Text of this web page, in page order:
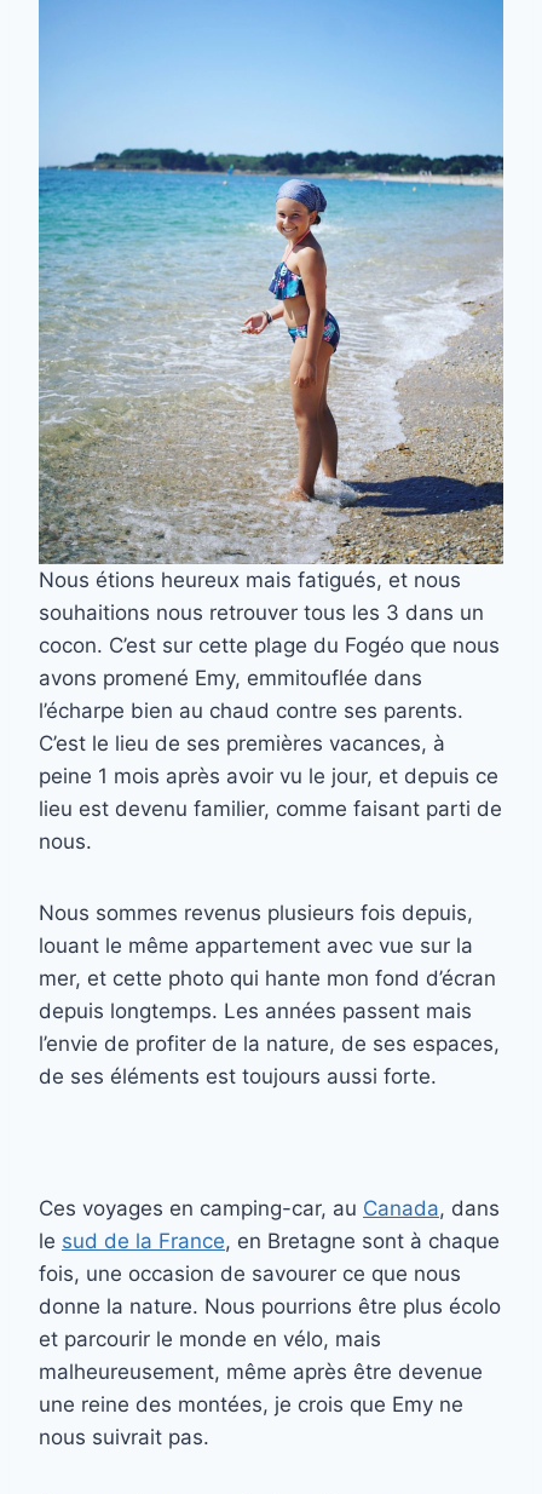
Nous étions heureux mais fatigués, et nous
souhaitions nous retrouver tous les 3 dans un
cocon. C’est sur cette plage du Fogéo que nous
avons promené Emy, emmitouflée dans
l’écharpe bien au chaud contre ses parents.
C’est le lieu de ses premières vacances, à
peine 1 mois après avoir vu le jour, et depuis ce
lieu est devenu familier, comme faisant parti de
nous.
Nous sommes revenus plusieurs fois depuis,
louant le même appartement avec vue sur la
mer, et cette photo qui hante mon fond d’écran
depuis longtemps. Les années passent mais
l’envie de profiter de la nature, de ses espaces,
de ses éléments est toujours aussi forte.
Ces voyages en camping-car, au Canada, dans
le sud de la France, en Bretagne sont à chaque
fois, une occasion de savourer ce que nous
donne la nature. Nous pourrions être plus écolo
et parcourir le monde en vélo, mais
malheureusement, même après être devenue
une reine des montées, je crois que Emy ne
nous suivrait pas.